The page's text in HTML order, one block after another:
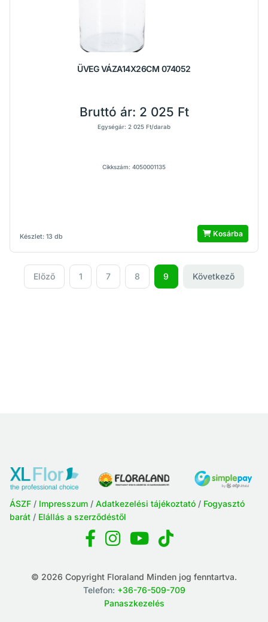
ÜVEG VÁZA14X26CM 074052
Készlet: 13 db
Bruttó ár: 2 025 Ft
Egységár: 2 025 Ft/darab
Cikkszám: 4050001135
Kosárba
Előző 1 7 8 9 Következő
ÁSZF / Impresszum / Adatkezelési tájékoztató / Fogyasztó
barát / Elállás a szerződéstől
© 2026 Copyright Floraland Minden jog fenntartva.
Telefon: +36-76-509-709
Panaszkezelés